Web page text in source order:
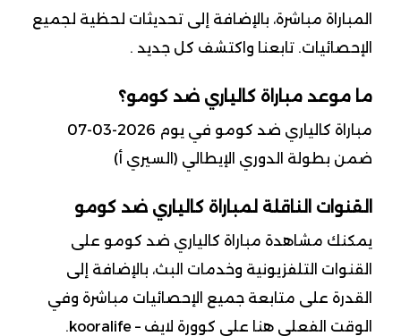
المباراة مباشرة، بالإضافة إلى تحديثات لحظية لجميع
الإحصائيات. تابعنا واكتشف كل جديد .
ما موعد مباراة كالياري ضد كومو؟
مباراة كالياري ضد كومو في يوم 2026-03-07
ضمن بطولة الدوري الإيطالي (السيري أ)
القنوات الناقلة لمباراة كالياري ضد كومو
يمكنك مشاهدة مباراة كالياري ضد كومو على
القنوات التلفزيونية وخدمات البث، بالإضافة إلى
القدرة على متابعة جميع الإحصائيات مباشرة وفي
الوقت الفعلي هنا على كوورة لايف – kooralife.